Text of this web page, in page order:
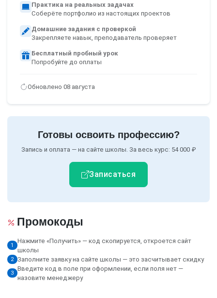
Практика на реальных задачах
Соберёте портфолио из настоящих проектов
Домашние задания с проверкой
Закрепляете навык, преподаватель проверяет
Бесплатный пробный урок
Попробуйте до оплаты
Обновлено 08 августа
Готовы освоить профессию?
Запись и оплата — на сайте школы. За весь курс: 54 000 ₽
Записаться
Промокоды
1
Нажмите «Получить» — код скопируется, откроется сайт
школы
2 Заполните заявку на сайте школы — это засчитывает скидку
3
Введите код в поле при оформлении, если поля нет —
назовите менеджеру